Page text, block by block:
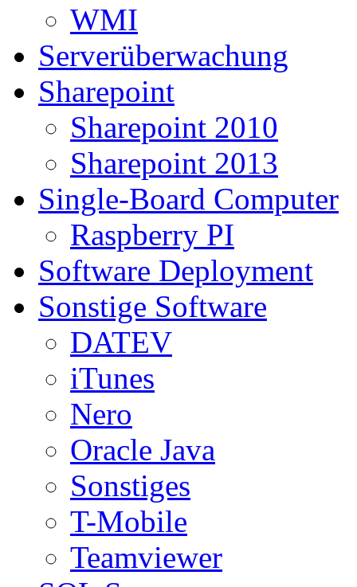
WMI
Serverüberwachung
Sharepoint
Sharepoint 2010
Sharepoint 2013
Single-Board Computer
Raspberry PI
Software Deployment
Sonstige Software
DATEV
iTunes
Nero
Oracle Java
Sonstiges
T-Mobile
Teamviewer